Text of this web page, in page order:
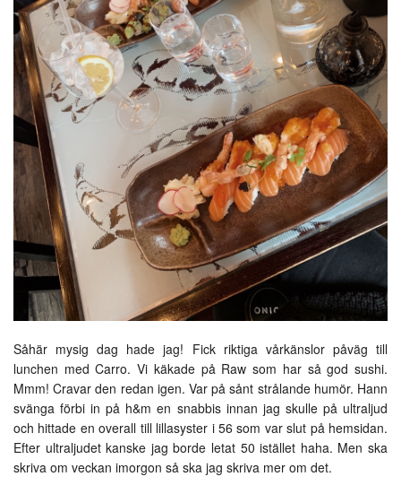
Såhär mysig dag hade jag! Fick riktiga vårkänslor påväg till
lunchen med Carro. Vi käkade på Raw som har så god sushi.
Mmm! Cravar den redan igen. Var på sånt strålande humör. Hann
svänga förbi in på h&m en snabbis innan jag skulle på ultraljud
och hittade en overall till lillasyster i 56 som var slut på hemsidan.
Efter ultraljudet kanske jag borde letat 50 istället haha. Men ska
skriva om veckan imorgon så ska jag skriva mer om det.